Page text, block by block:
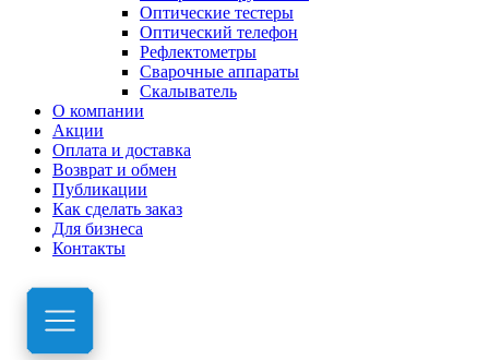
Оптические тестеры
Оптический телефон
Рефлектометры
Сварочные аппараты
Скалыватель
О компании
Акции
Оплата и доставка
Возврат и обмен
Публикации
Как сделать заказ
Для бизнеса
Контакты